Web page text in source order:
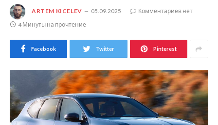
ARTEM KICELEV 05.09.2025
Комментариев нет
4 Минуты на прочтение
Facebook Twitter Pinterest